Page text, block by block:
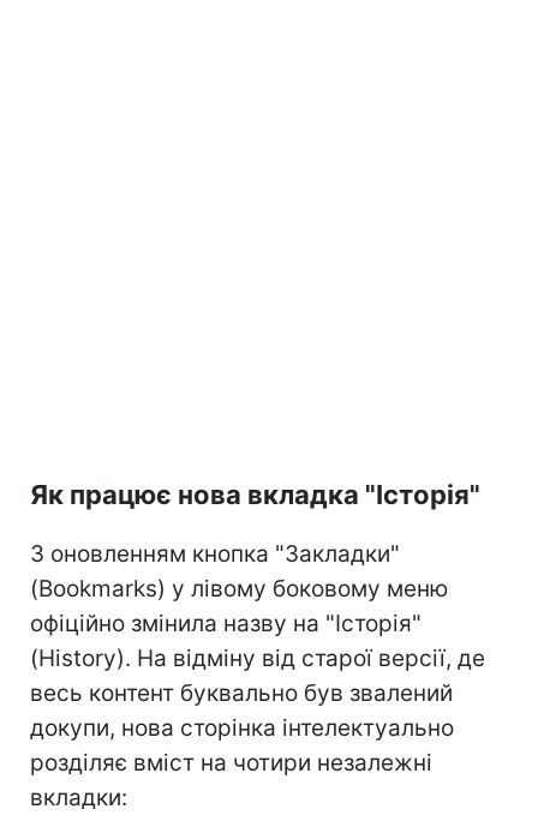
Як працює нова вкладка "Історія"
З оновленням кнопка "Закладки"
(Bookmarks) у лівому боковому меню
офіційно змінила назву на "Історія"
(History). На відміну від старої версії, де
весь контент буквально був звалений
докупи, нова сторінка інтелектуально
розділяє вміст на чотири незалежні
вкладки: